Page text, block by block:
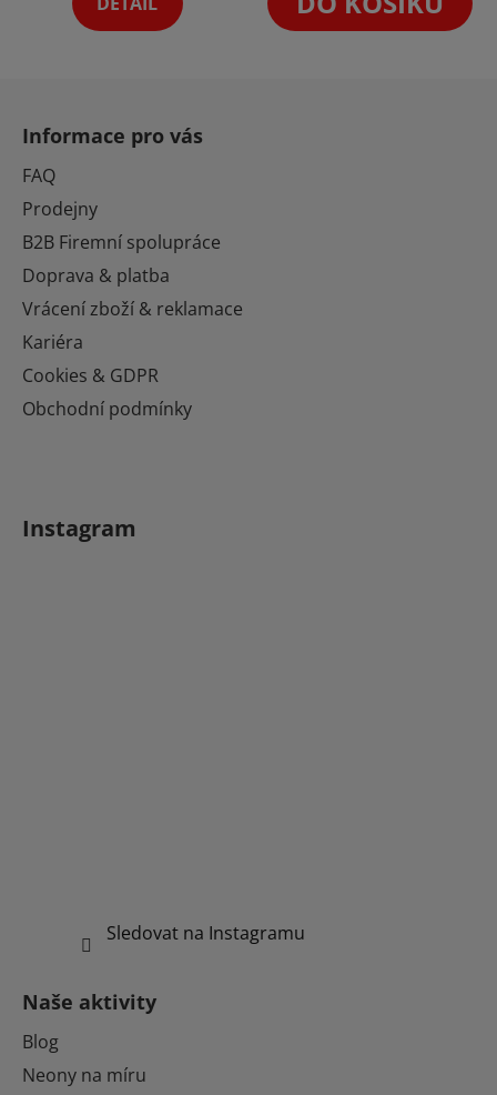
hvězdiček.
Informace pro vás
FAQ
Prodejny
B2B Firemní spolupráce
Doprava & platba
Vrácení zboží & reklamace
Kariéra
Cookies & GDPR
Obchodní podmínky
Instagram
Sledovat na Instagramu
Naše aktivity
Blog
Neony na míru